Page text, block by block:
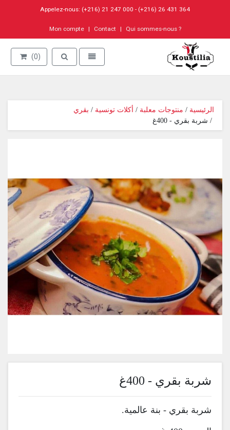
Appelez-nous: (+216) 21 247 000 - (+216) 26 431 364
Mon compte Contact Qui sommes-nous ?
Go to homepage
Toggle navigation
Toggle search
(0)
الرئيسية / منتوجات معلبة / أكلات تونسية / بقري
/ شربة بقري - 400غ
شربة بقري - 400غ
شربة بقري - بنة عالمية.